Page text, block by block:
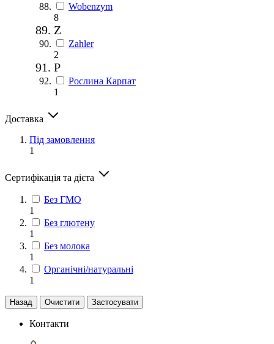
Wobenzym
8
Z
Zahler
2
Р
Рослина Карпат
1
Доставка
Під замовлення
1
Сертифікація та дієта
Без ГМО
1
Без глютену
1
Без молока
1
Органічні/натуральні
1
Назад Очистити Застосувати
Контакти